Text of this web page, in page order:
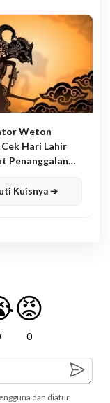
Weton
Hari Lahir
Penanggalan
Kuisnya ➔
😡
0
dan diatur